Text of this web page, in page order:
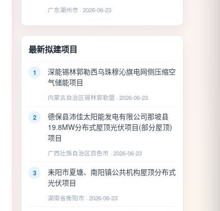
广东潮州市 · 2026-06-23
最新拟建项目
1
深能锡林郭勒西乌珠穆沁旗电网侧压缩空
气储能项目
内蒙古自治区锡林郭勒盟 · 2026-06-23
2
德保县沛佳太阳能发电有限公司那坡县
19.8MW分布式屋顶光伏项目(部分屋顶)
项目
广西壮族自治区百色市 · 2026-06-23
3
耒阳市夏塘、南阳镇公共机构屋顶分布式
光伏项目
湖南省衡阳市 · 2026-06-23